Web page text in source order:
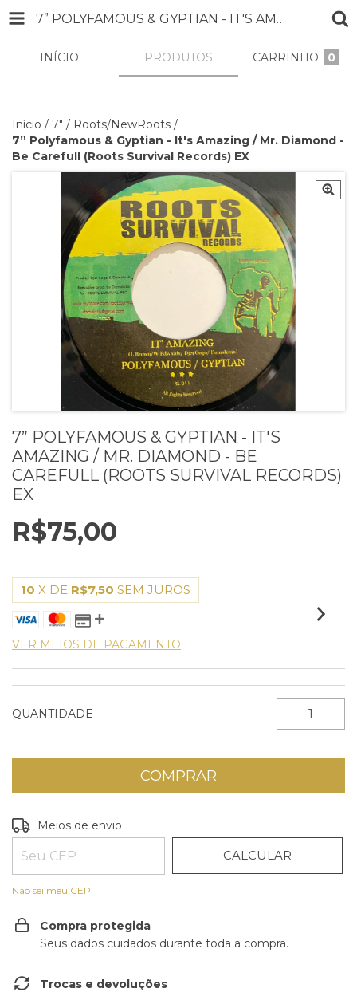
7” POLYFAMOUS & GYPTIAN - IT'S AMAZING / MR. DIAMOND - BE CAREFULL (ROOTS SURVIVAL RECORDS) EX
INÍCIO PRODUTOS CARRINHO 0
Início / 7" / Roots/NewRoots /
7” Polyfamous & Gyptian - It's Amazing / Mr. Diamond -
Be Carefull (Roots Survival Records) EX
7” POLYFAMOUS & GYPTIAN - IT'S
AMAZING / MR. DIAMOND - BE
CAREFULL (ROOTS SURVIVAL RECORDS)
EX
R$75,00
10 X DE R$7,50 SEM JUROS
VER MEIOS DE PAGAMENTO
QUANTIDADE
Entregas para o CEP:
Meios de envio
CALCULAR
Não sei meu CEP
Compra protegida
Seus dados cuidados durante toda a compra.
Trocas e devoluções